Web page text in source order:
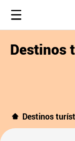
Destinos
Destinos